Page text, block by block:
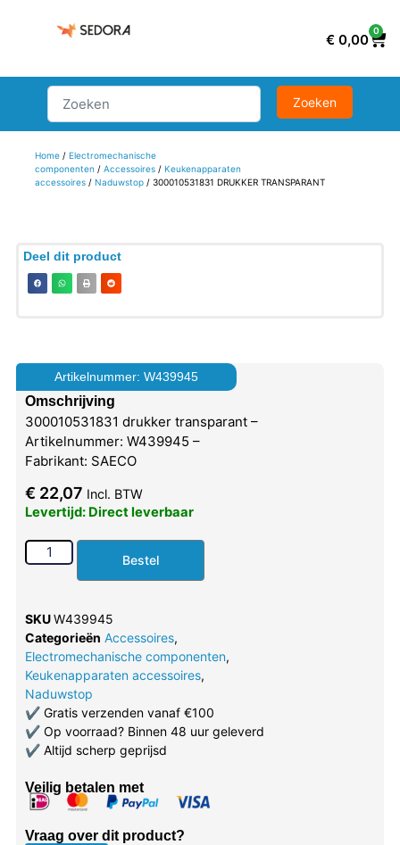
€ 0,00
0
Home/ Electromechanische
componenten / Accessoires/ Keukenapparaten
accessoires/ Naduwstop/ 300010531831 DRUKKER TRANSPARANT
Deel dit product
Artikelnummer: W439945
Omschrijving
300010531831 drukker transparant –
Artikelnummer: W439945 –
Fabrikant: SAECO
€ 22,07 Incl. BTW
Levertijd: Direct leverbaar
Bestel
SKUW439945
Categorieën Accessoires,
Electromechanische componenten,
Keukenapparaten accessoires,
Naduwstop
✔Gratis verzenden vanaf €100
✔Op voorraad? Binnen 48 uur geleverd
✔Altijd scherp geprijsd
Veilig betalen met
Vraag over dit product?